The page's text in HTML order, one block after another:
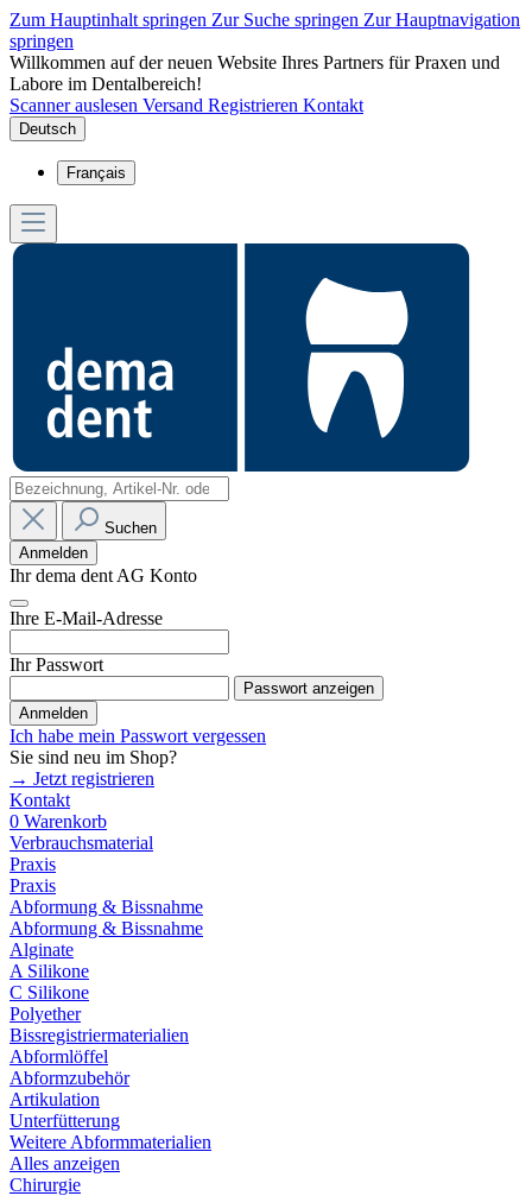
Zum Hauptinhalt springen Zur Suche springen Zur Hauptnavigation
springen
Willkommen auf der neuen Website Ihres Partners für Praxen und
Labore im Dentalbereich!
Scanner auslesen Versand Registrieren Kontakt
Deutsch
Français
Suchen
Anmelden
Ihr dema dent AG Konto
Ihre E-Mail-Adresse
Ihr Passwort
Passwort anzeigen
Anmelden
Ich habe mein Passwort vergessen
Sie sind neu im Shop?
→ Jetzt registrieren
Kontakt
0 Warenkorb
Verbrauchsmaterial
Praxis
Praxis
Abformung & Bissnahme
Abformung & Bissnahme
Alginate
A Silikone
C Silikone
Polyether
Bissregistriermaterialien
Abformlöffel
Abformzubehör
Artikulation
Unterfütterung
Weitere Abformmaterialien
Alles anzeigen
Chirurgie